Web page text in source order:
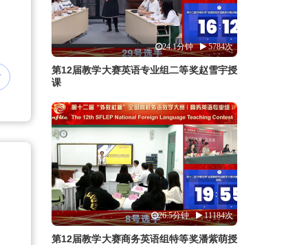
24.1分钟 5784次
第12届教学大赛英语专业组二等奖赵雪宇授
课
26.5分钟 11184次
第12届教学大赛商务英语组特等奖潘紫萌授